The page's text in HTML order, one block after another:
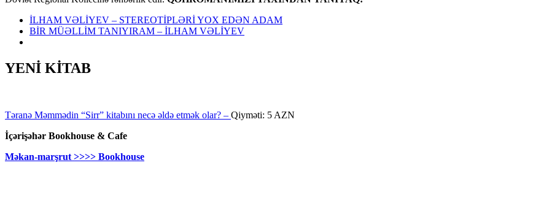
İLHAM VƏLİYEV – STEREOTİPLƏRİ YOX EDƏN ADAM
BİR MÜƏLLİM TANIYIRAM – İLHAM VƏLİYEV
YENİ KİTAB
Təranə Məmmədin “Sirr” kitabını necə əldə etmək olar? – Qiyməti: 5 AZN
İçərişəhər Bookhouse & Cafe
Məkan-marşrut >>>> Bookhouse